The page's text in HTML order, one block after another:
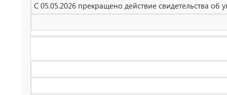
С 05.05.2026 прекращено действие свидетельства